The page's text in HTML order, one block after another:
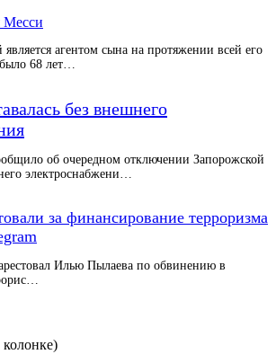
Месси
агентом сына на протяжении всей его
68 лет…
без внешнего
об очередном отключении Запорожской
электроснабжени…
за финансирование терроризма
Илью Пылаева по обвинению в